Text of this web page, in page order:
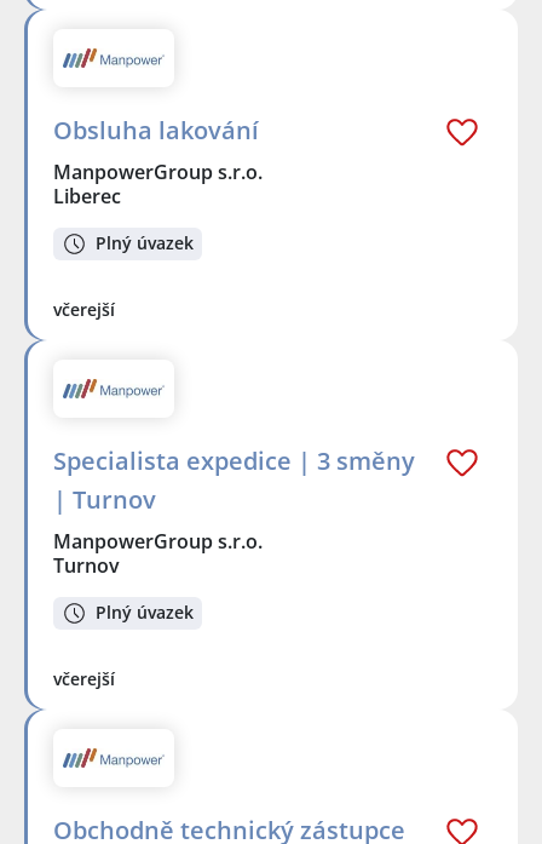
Obsluha lakování
ManpowerGroup s.r.o.
Liberec
Plný úvazek
včerejší
Specialista expedice | 3 směny
| Turnov
ManpowerGroup s.r.o.
Turnov
Plný úvazek
včerejší
Obchodně technický zástupce